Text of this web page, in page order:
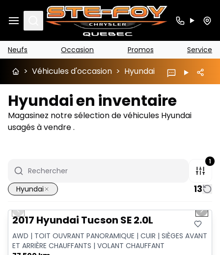
Search
Neufs Occasion Promos Service
> Véhicules d'occasion > Hyundai
Hyundai en inventaire
Magasinez notre sélection de véhicules Hyundai
usagés à vendre .
1
Hyundai 13
Très bonne offre
Previous slide Next
2017 Hyundai Tucson SE 2.0L
AWD | TOIT OUVRANT PANORAMIQUE | CUIR | SIÈGES AVANT
ET ARRIÈRE CHAUFFANTS | VOLANT CHAUFFANT